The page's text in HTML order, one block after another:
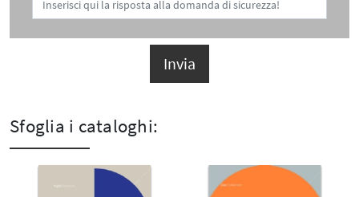
Invia
Sfoglia i cataloghi: